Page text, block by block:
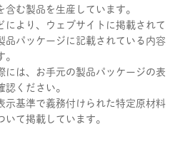
む製品を生産しています。
により、ウェブサイトに掲載されて
品パッケージに記載されている内容
には、お手元の製品パッケージの表
ください。
示基準で義務付けられた特定原材料
て掲載しています。